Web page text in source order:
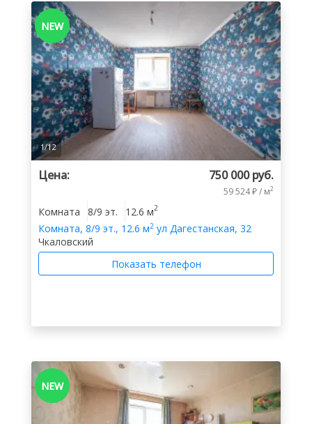
1/12
NEW
Цена: 750 000 руб.
59 524 ₽ / м2
Комната 8/9 эт. 12.6 м2
Комната, 8/9 эт., 12.6 м2 ул Дагестанская, 32
Чкаловский
Показать телефон
NEW